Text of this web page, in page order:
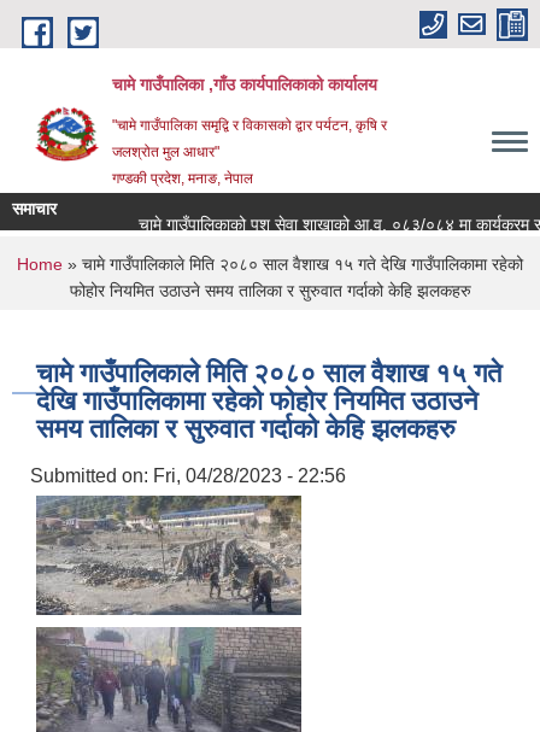
Skip to main content
चामे गाउँपालिका ,गाँउ कार्यपालिकाको कार्यालय
"चामे गाउँपालिका समृद्वि र विकासको द्वार पर्यटन, कृषि र
जलश्रोत मुल आधार"
गण्डकी प्रदेश, मनाङ, नेपाल
समाचार
चामे गाउँपालिकाको पशु सेवा शाखाको आ.व. ०८३/०८४ मा कार्यक्रम
You are here
Home » चामे गाउँपालिकाले मिति २०८० साल वैशाख १५ गते देखि गाउँपालिकामा रहेको
फोहोर नियमित उठाउने समय तालिका र सुरुवात गर्दाको केहि झलकहरु
चामे गाउँपालिकाले मिति २०८० साल वैशाख १५ गते
देखि गाउँपालिकामा रहेको फोहोर नियमित उठाउने
समय तालिका र सुरुवात गर्दाको केहि झलकहरु
Submitted on: Fri, 04/28/2023 - 22:56